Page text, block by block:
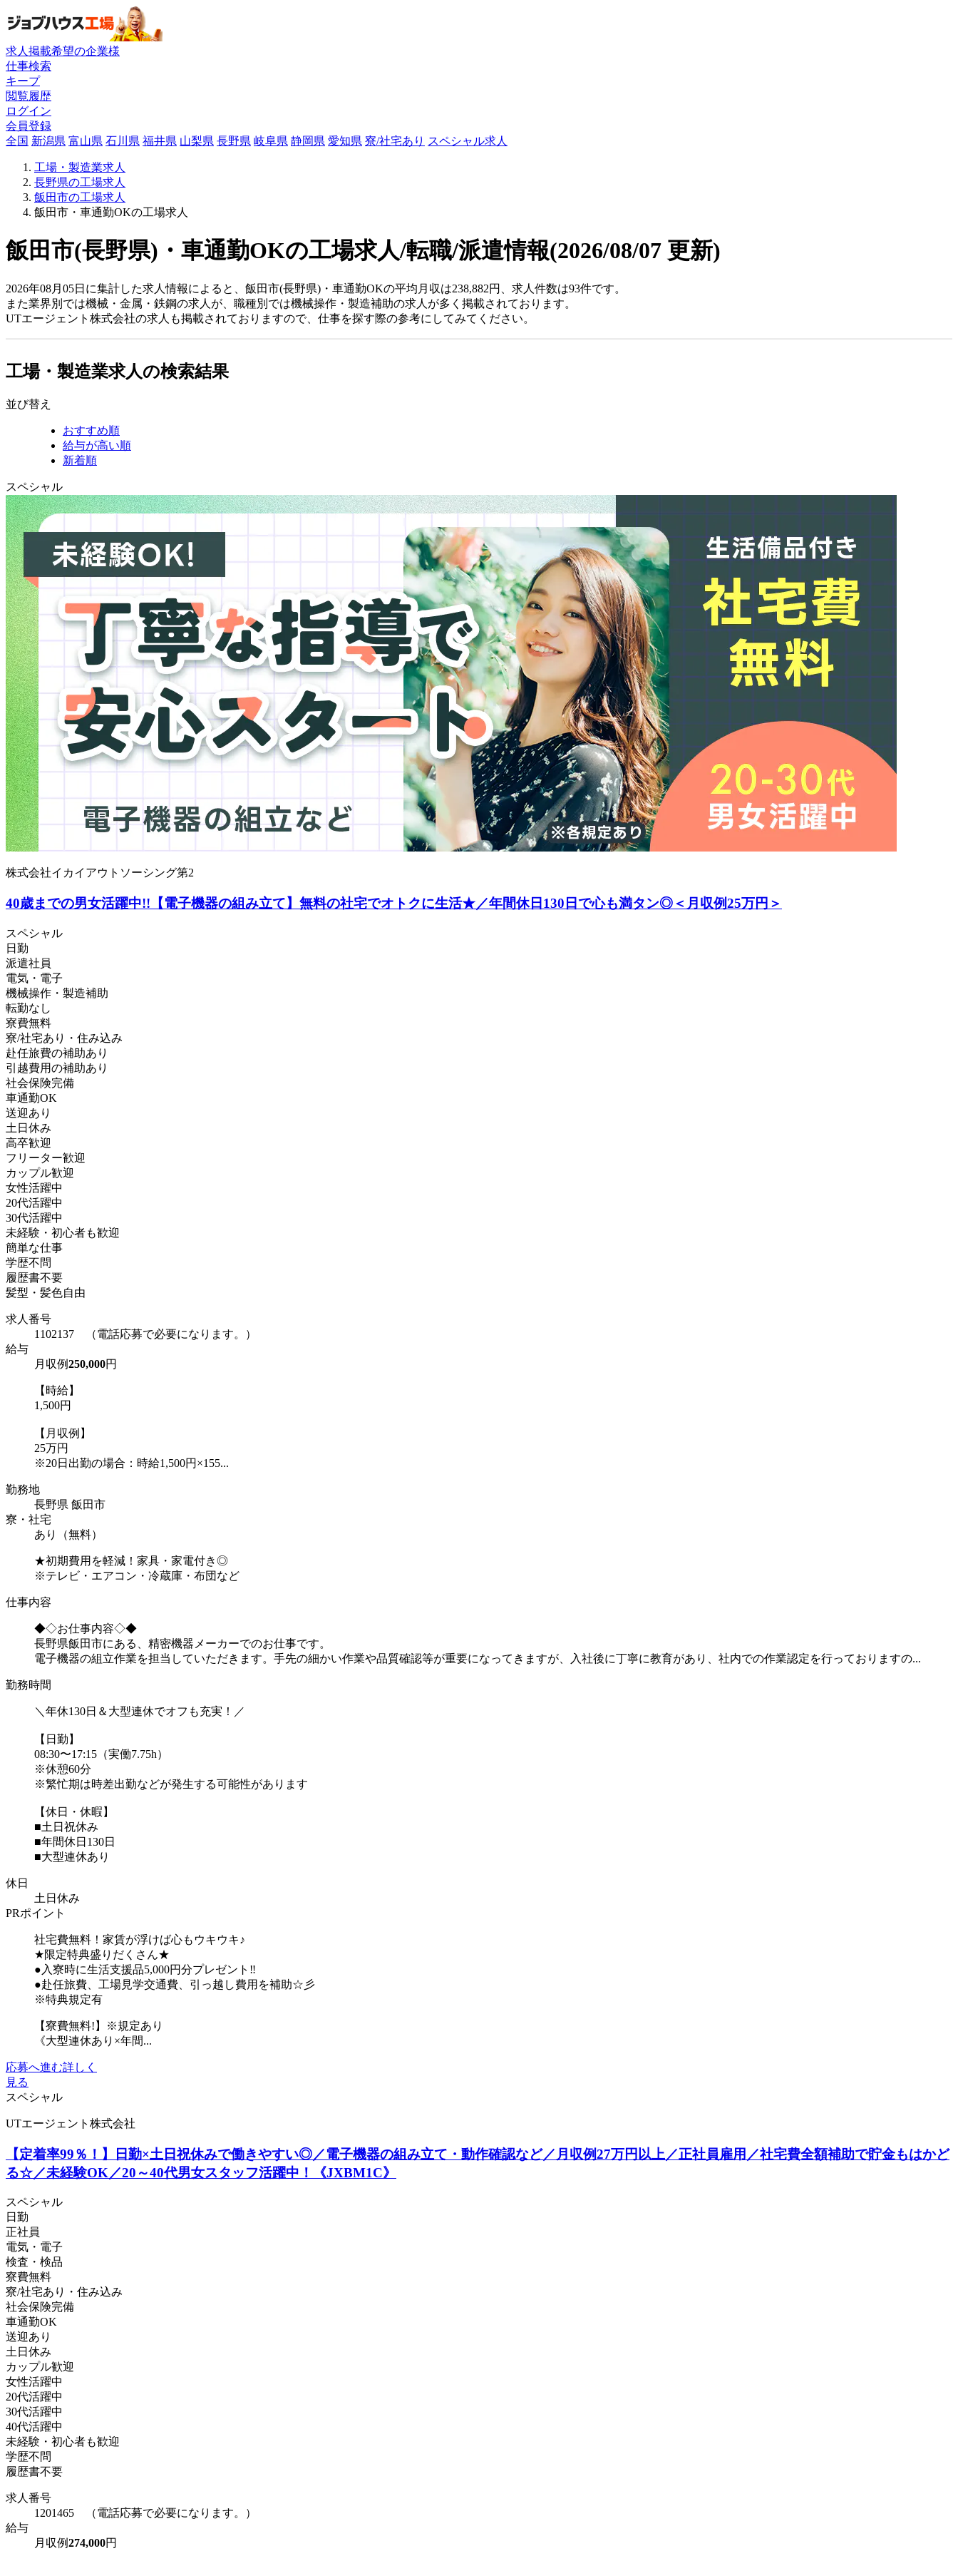
求人掲載希望の企業様
仕事検索
キープ
閲覧履歴
ログイン
会員登録
全国 新潟県 富山県 石川県 福井県 山梨県 長野県 岐阜県 静岡県 愛知県 寮/社宅あり スペシャル求人
工場・製造業求人
長野県の工場求人
飯田市の工場求人
飯田市・車通勤OKの工場求人
飯田市(長野県)・車通勤OKの工場求人/転職/派遣情報(2026/08/07 更新)
2026年08月05日に集計した求人情報によると、飯田市(長野県)・車通勤OKの平均月収は238,882円、求人件数は93件です。
また業界別では機械・金属・鉄鋼の求人が、職種別では機械操作・製造補助の求人が多く掲載されております。
UTエージェント株式会社の求人も掲載されておりますので、仕事を探す際の参考にしてみてください。
工場・製造業求人の検索結果
並び替え
おすすめ順
給与が高い順
新着順
スペシャル
株式会社イカイアウトソーシング第2
40歳までの男女活躍中!!【電子機器の組み立て】無料の社宅でオトクに生活★／年間休日130日で心も満タン◎＜月収例25万円＞
スペシャル
日勤
派遣社員
電気・電子
機械操作・製造補助
転勤なし
寮費無料
寮/社宅あり・住み込み
赴任旅費の補助あり
引越費用の補助あり
社会保険完備
車通勤OK
送迎あり
土日休み
高卒歓迎
フリーター歓迎
カップル歓迎
女性活躍中
20代活躍中
30代活躍中
未経験・初心者も歓迎
簡単な仕事
学歴不問
履歴書不要
髪型・髪色自由
求人番号
1102137 （電話応募で必要になります。）
給与
月収例250,000円
【時給】
1,500円
【月収例】
25万円
※20日出勤の場合：時給1,500円×155...
勤務地
長野県 飯田市
寮・社宅
あり（無料）
★初期費用を軽減！家具・家電付き◎
※テレビ・エアコン・冷蔵庫・布団など
仕事内容
◆◇お仕事内容◇◆
長野県飯田市にある、精密機器メーカーでのお仕事です。
電子機器の組立作業を担当していただきます。手先の細かい作業や品質確認等が重要になってきますが、入社後に丁寧に教育があり、社内での作業認定を行っておりますの...
勤務時間
＼年休130日＆大型連休でオフも充実！／
【日勤】
08:30〜17:15（実働7.75h）
※休憩60分
※繁忙期は時差出勤などが発生する可能性があります
【休日・休暇】
■土日祝休み
■年間休日130日
■大型連休あり
休日
土日休み
PRポイント
社宅費無料！家賃が浮けば心もウキウキ♪
★限定特典盛りだくさん★
●入寮時に生活支援品5,000円分プレゼント‼
●赴任旅費、工場見学交通費、引っ越し費用を補助☆彡
※特典規定有
【寮費無料!】※規定あり
《大型連休あり×年間...
応募へ進む詳しく
見る
スペシャル
UTエージェント株式会社
【定着率99％！】日勤×土日祝休みで働きやすい◎／電子機器の組み立て・動作確認など／月収例27万円以上／正社員雇用／社宅費全額補助で貯金もはかど
る☆／未経験OK／20～40代男女スタッフ活躍中！《JXBM1C》
スペシャル
日勤
正社員
電気・電子
検査・検品
寮費無料
寮/社宅あり・住み込み
社会保険完備
車通勤OK
送迎あり
土日休み
カップル歓迎
女性活躍中
20代活躍中
30代活躍中
40代活躍中
未経験・初心者も歓迎
学歴不問
履歴書不要
求人番号
1201465 （電話応募で必要になります。）
給与
月収例274,000円